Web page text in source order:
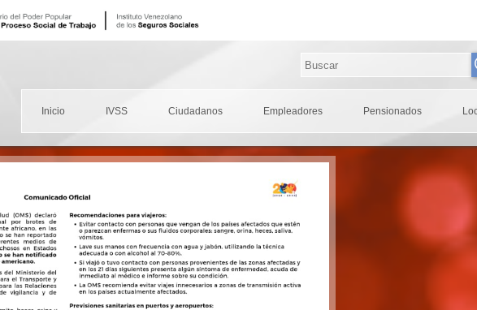
Inicio IVSS Ciudadanos Empleadores Pensionados